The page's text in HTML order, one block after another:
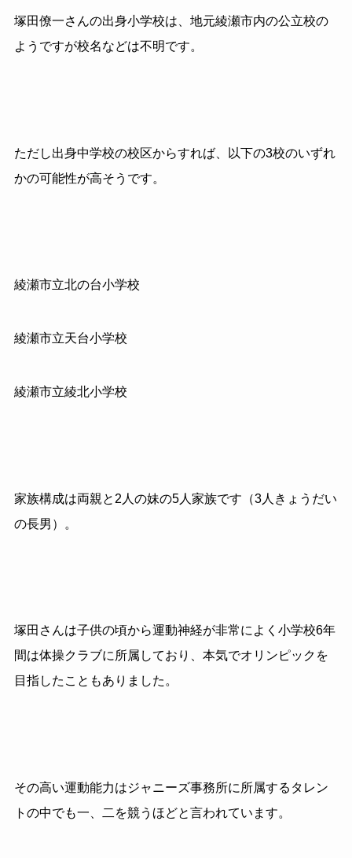
塚田僚一さんの出身小学校は、地元綾瀬市内の公立校の
ようですが校名などは不明です。
ただし出身中学校の校区からすれば、以下の3校のいずれ
かの可能性が高そうです。
綾瀬市立北の台小学校
綾瀬市立天台小学校
綾瀬市立綾北小学校
家族構成は両親と2人の妹の5人家族です（3人きょうだい
の長男）。
塚田さんは子供の頃から運動神経が非常によく 小学校6年
間は体操クラブに所属しており、本気でオリンピックを
目指したこともありました。
その高い運動能力はジャニーズ事務所に所属するタレン
トの中でも一、二を競うほどと言われています。